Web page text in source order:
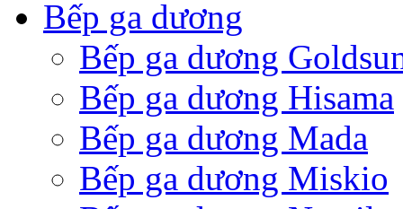
Bếp ga dương
Bếp ga dương
Bếp ga dương Hisama
Bếp ga dương Mada
Bếp ga dương Miskio